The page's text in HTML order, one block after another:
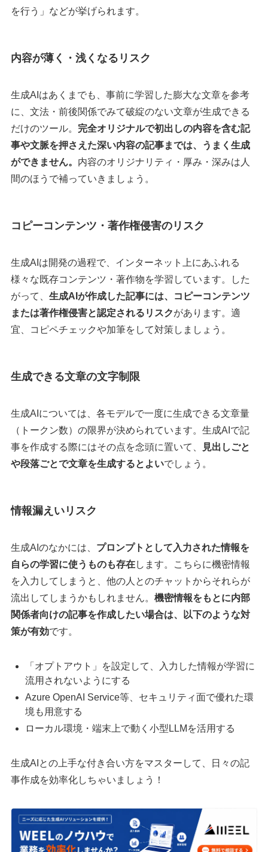
を行う」などが挙げられます。
内容が薄く・浅くなるリスク
生成AIはあくまでも、事前に学習した膨大な文章を参考
に、文法・前後関係でみて破綻のない文章が生成できる
だけのツール。 完全オリジナルで初出しの内容を含む記
事や文脈を押さえた深い内容の記事までは、うまく生成
ができません。 内容のオリジナリティ・厚み・深みは人
間のほうで補っていきましょう。
コピーコンテンツ・著作権侵害のリスク
生成AIは開発の過程で、インターネット上にあふれる
様々な既存コンテンツ・著作物を学習しています。した
がって、 生成AIが作成した記事には、コピーコンテンツ
または著作権侵害と認定されるリスクがあります。適
宜、コピペチェックや加筆をして対策しましょう。
生成できる文章の文字制限
生成AIについては、各モデルで一度に生成できる文章量
（トークン数）の限界が決められています。生成AIで記
事を作成する際にはその点を念頭に置いて、
見出しごと
や段落ごとで文章を生成するとよいでしょう。
情報漏えいリスク
生成AIのなかには、 プロンプトとして入力された情報を
自らの学習に使うものも存在します。こちらに機密情報
を入力してしまうと、他の人とのチャットからそれらが
流出してしまうかもしれません。 機密情報をもとに内部
関係者向けの記事を作成したい場合は、以下のような対
策が有効です。
「オプトアウト」を設定して、入力した情報が学習に
流用されないようにする
Azure OpenAI Service等、セキュリティ面で優れた環
境も用意する
ローカル環境・端末上で動く小型LLMを活用する
生成AIとの上手な付き合い方をマスターして、日々の記
事作成を効率化しちゃいましょう！